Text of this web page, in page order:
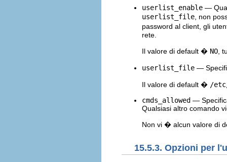
userlist_enable —
userlist_file , non
password al client, gli
rete.
Il valore di default � NO ,
userlist_file —
Il valore di default � /
cmds_allowed —
Qualsiasi altro comando
Non vi � alcun valore di
15.5.3. Opzioni per